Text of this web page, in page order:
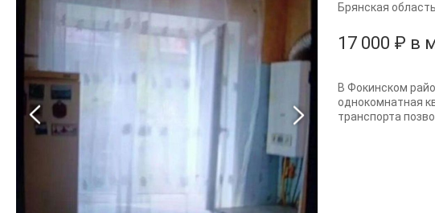
17 000 ₽ в
Брянская область
В Фокинском
однокомнатная
транспорта